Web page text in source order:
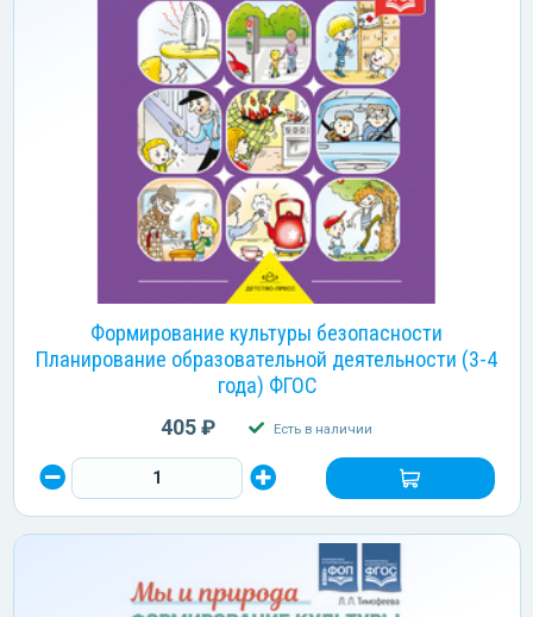
Формирование культуры безопасности
Планирование образовательной деятельности (3-4
года) ФГОС
405 ₽ Есть в наличии